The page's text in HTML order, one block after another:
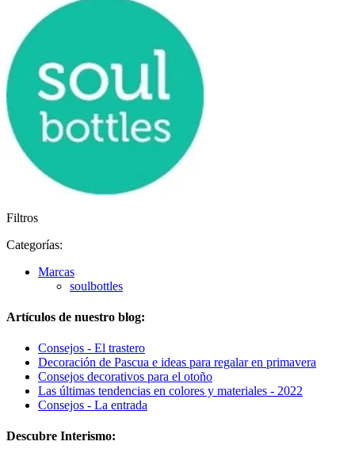
Filtros
Categorías:
Marcas
soulbottles
Artículos de nuestro blog:
Consejos - El trastero
Decoración de Pascua e ideas para regalar en primavera
Consejos decorativos para el otoño
Las últimas tendencias en colores y materiales - 2022
Consejos - La entrada
Descubre Interismo: